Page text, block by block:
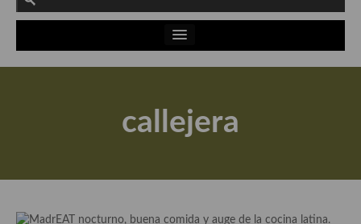
Actualidad y recomendaciones
Apuntes, estudios sobre temas interesantes e importantes
callejera